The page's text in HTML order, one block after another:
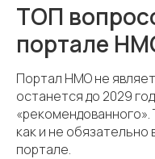
ТОП
портале
Портал НМО не
останется до 2029
как и не
портале.